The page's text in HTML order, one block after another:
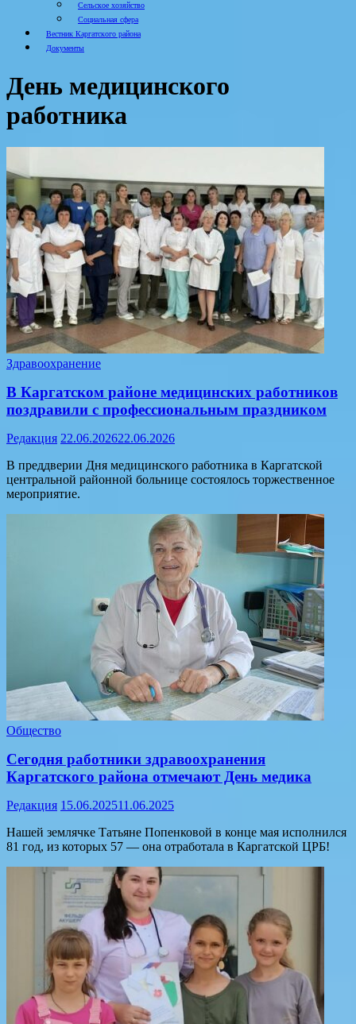
Сельское хозяйство
Социальная сфера
Вестник Каргатского района
Документы
День медицинского
работника
Здравоохранение
В Каргатском районе медицинских работников
поздравили с профессиональным праздником
Редакция 22.06.202622.06.2026
В преддверии Дня медицинского работника в Каргатской
центральной районной больнице состоялось торжественное
мероприятие.
Общество
Сегодня работники здравоохранения
Каргатского района отмечают День медика
Редакция 15.06.202511.06.2025
Нашей землячке Татьяне Попенковой в конце мая исполнился
81 год, из которых 57 — она отработала в Каргатской ЦРБ!